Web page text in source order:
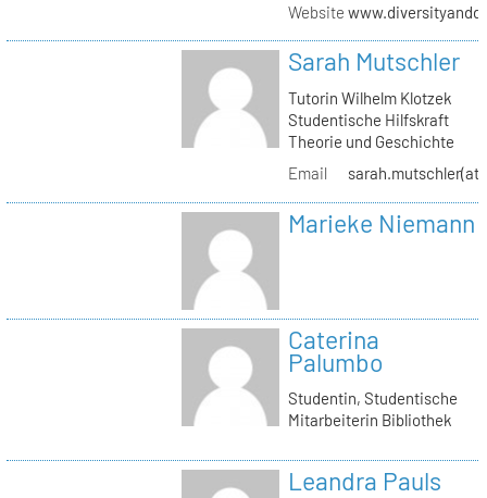
Website
Sarah Mutschler
Tutorin Wilhelm Klotzek
Studentische Hilfskraft
Theorie und Geschichte
Email
Marieke Niemann
Caterina
Palumbo
Studentin, Studentische
Mitarbeiterin Bibliothek
Leandra Pauls